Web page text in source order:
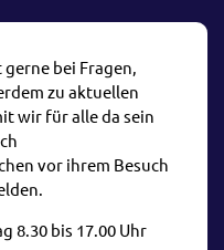
bei Fragen,
zu aktuellen
wir für alle da sein
vor ihrem Besuch
8.30 bis 17.00 Uhr